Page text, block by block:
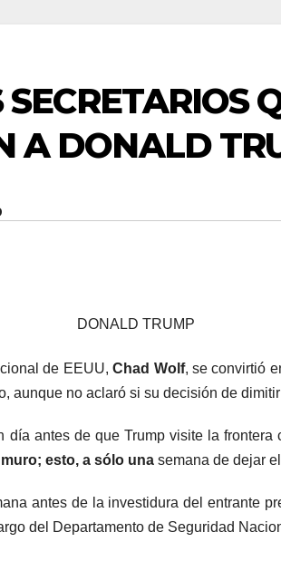
A DONALD
DONALD TRUMP
de EEUU,Chad Wolf, se convirtió
aunque no aclaró si su decisión de
día antes de que Trump visite la
esto, a sólo una semana de dejar
antes de la investidura del entrante
del Departamento de Seguridad